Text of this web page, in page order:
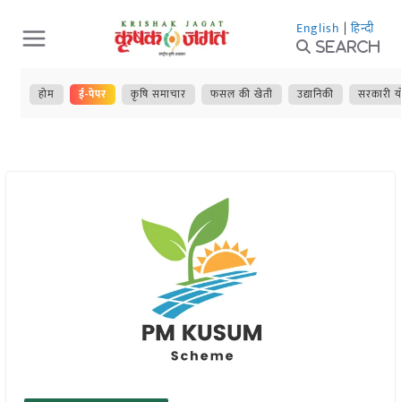
Skip
to
content
English | हिन्दी
Search
होम ई-पेपर कृषि समाचार फसल की खेती उद्यानिकी सरकारी